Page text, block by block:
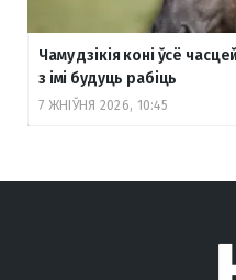
Чаму дзікія коні ўсё
з імі будуць рабіць
7 ЖНІЎНЯ 2026, 10:45